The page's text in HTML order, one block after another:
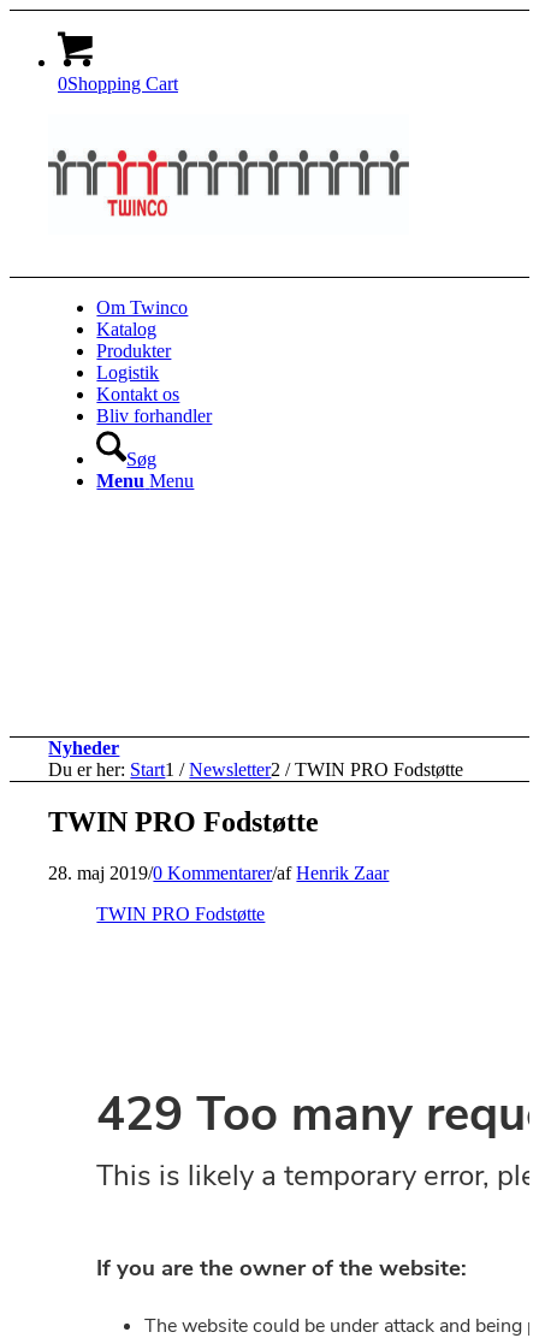
0Shopping Cart
Om Twinco
Katalog
Produkter
Logistik
Kontakt os
Bliv forhandler
Søg
Menu Menu
Nyheder
Du er her: Start1 / Newsletter2 / TWIN PRO Fodstøtte
TWIN PRO Fodstøtte
28. maj 2019/0 Kommentarer/afHenrik Zaar
TWIN PRO Fodstøtte